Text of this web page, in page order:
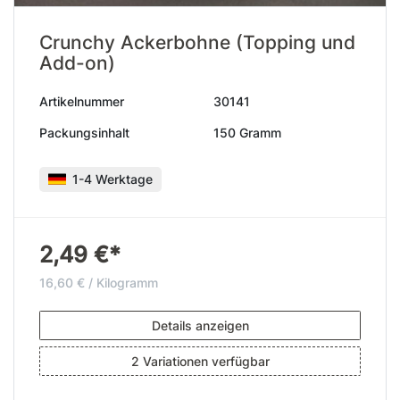
Crunchy Ackerbohne (Topping und
Add-on)
Artikelnummer 30141
Packungsinhalt 150 Gramm
1-4 Werktage
2,49 €*
16,60 € / Kilogramm
Details anzeigen
2 Variationen verfügbar